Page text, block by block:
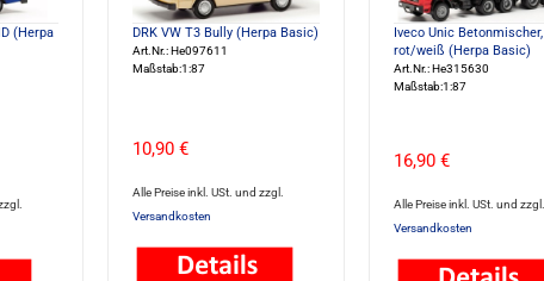
(Herpa
DRK VW T3 Bully (Herpa Basic)
Art.Nr.: He097611
Maßstab:1:87
10,90 €
Alle Preise inkl. USt. und zzgl.
Versandkosten
Iveco Unic Betonmischer,
rot/weiß (Herpa Basic)
Art.Nr.: He315630
Maßstab:1:87
16,90 €
Alle Preise inkl. USt. und zzgl.
Versandkosten